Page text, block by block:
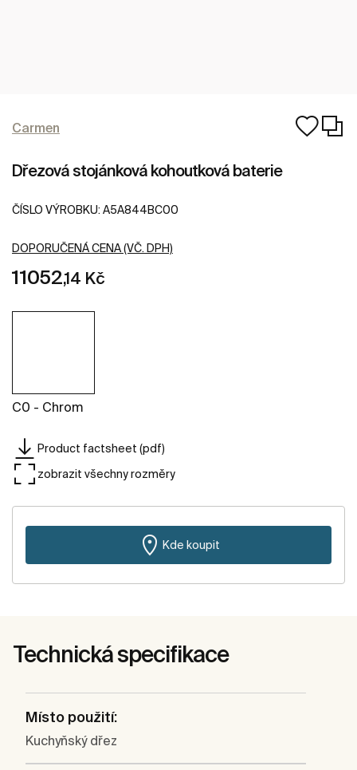
Carmen
Dřezová stojánková kohoutková baterie
ČÍSLO VÝROBKU: A5A844BC00
DOPORUČENÁ CENA (VČ. DPH)
11052,14 Kč
C0 - Chrom
Product factsheet (pdf)
zobrazit všechny rozměry
Kde koupit
Technická specifikace
Místo použití:
Kuchyňský dřez